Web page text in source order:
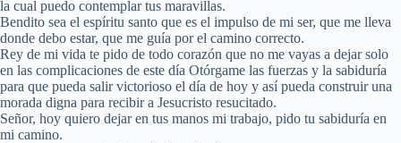
la cual puedo contemplar tus maravillas.
Bendito sea el espíritu santo que es el impulso de mi ser, que me lleva
donde debo estar, que me guía por el camino correcto.
Rey de mi vida te pido de todo corazón que no me vayas a dejar solo
en las complicaciones de este día Otórgame las fuerzas y la sabiduría
para que pueda salir victorioso el día de hoy y así pueda construir una
morada digna para recibir a Jesucristo resucitado.
Señor, hoy quiero dejar en tus manos mi trabajo, pido tu sabiduría en
mi camino.